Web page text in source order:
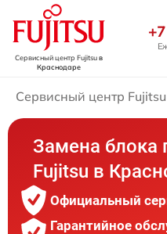
Сервисный центр Fujitsuв
Краснодаре
Сервисный центр Fujitsu
Замена блока
Fujitsu в
Официальный
Гарантийное